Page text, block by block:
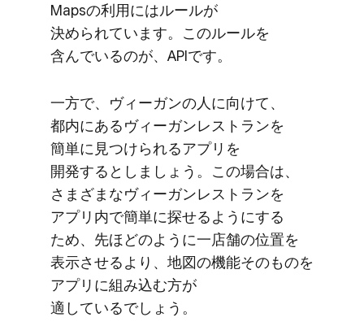
Mapsの​利用には​ルールが​
決められています。​この​ルールを​
含んでいるのが、​APIです。
一方で、​ヴィーガンの​人に​向けて、​
都内に​ある​ヴィーガンレストランを​
簡単に​見つけられる​アプリを​
開発するとしましょう。​この​場合は、​
さまざまな​ヴィーガンレストランを​
アプリ内で​簡単に​探せるように​する​
ため、​先ほどのように​一店舗の​位置を​
表示させるより、​地図の​機能​その​ものを​
アプリに​組み込む方が​
適しているでしょう。